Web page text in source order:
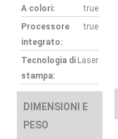
A colori:
true
Processore
integrato:
true
Tecnologia di
stampa:
Laser
DIMENSIONI E
PESO